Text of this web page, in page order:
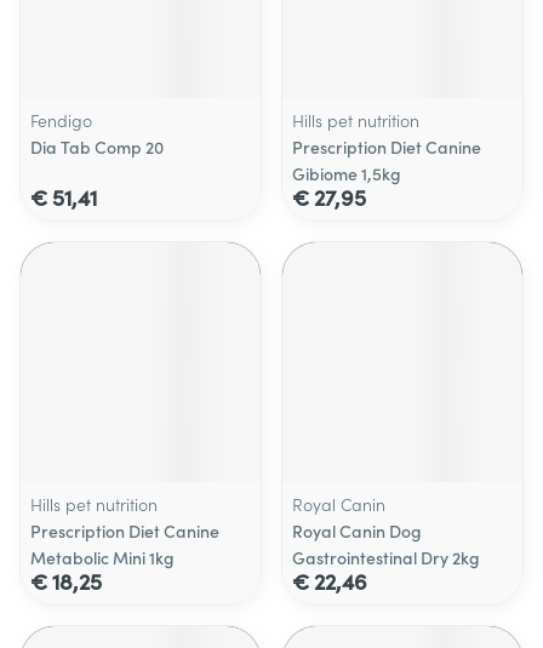
Fendigo
Dia Tab Comp 20
€ 51,41
Hills pet nutrition
Prescription Diet Canine
Gibiome 1,5kg
€ 27,95
Hills pet nutrition
Prescription Diet Canine
Metabolic Mini 1kg
€ 18,25
Royal Canin
Royal Canin Dog
Gastrointestinal Dry 2kg
€ 22,46